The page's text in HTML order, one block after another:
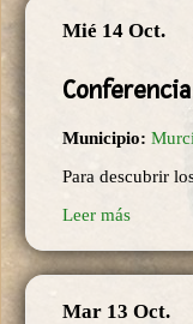
Mié 14 Oct.
Municipio:
Para descubrir
Leer más
Mar 13 Oct.